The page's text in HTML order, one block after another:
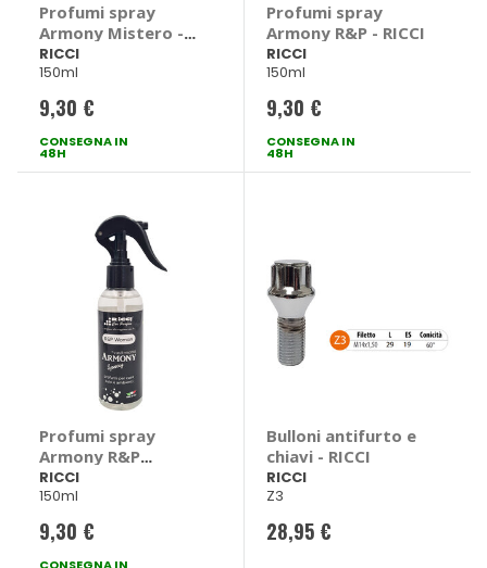
Profumi spray
Armony Mistero -
RICCI
RICCI
150ml
9,30 €
CONSEGNA IN
48H
Profumi spray
Armony R&P - RICCI
RICCI
150ml
9,30 €
CONSEGNA IN
48H
Profumi spray
Armony R&P
Woman - RICCI
RICCI
150ml
9,30 €
Bulloni antifurto e
chiavi - RICCI
RICCI
Z3
28,95 €